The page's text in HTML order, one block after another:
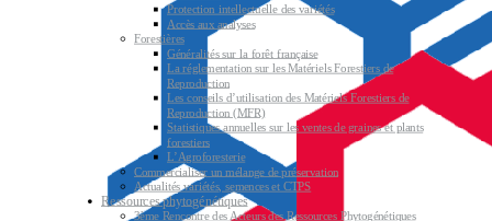
Protection intellectuelle des variétés
Accès aux analyses
Forestières
Généralités sur la forêt française
La réglementation sur les Matériels Forestiers de
Reproduction
Les conseils d’utilisation des Matériels Forestiers de
Reproduction (MFR)
Statistiques annuelles sur les ventes de graines et plants
forestiers
L’Agroforesterie
Commercialiser un mélange de préservation
Actualités variétés, semences et CTPS
Ressources phytogénétiques
3ème Rencontre des Acteurs des Ressources Phytogénétiques